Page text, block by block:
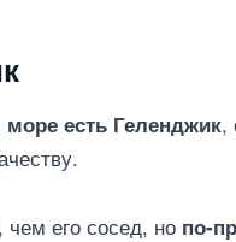
есть Геленджик,
его сосед, но по-